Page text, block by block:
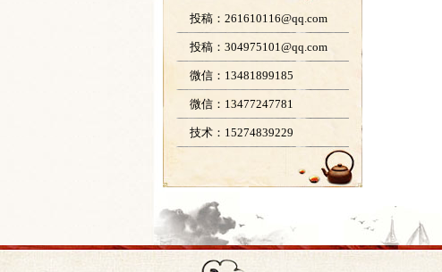
投稿：261610116@qq.com
投稿：304975101@qq.com
微信：13481899185
微信：13477247781
技术：15274839229